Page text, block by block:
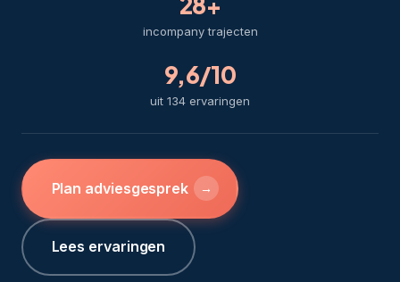
incompany trajecten
9,6/10
uit 134 ervaringen
Plan adviesgesprek →
Lees ervaringen